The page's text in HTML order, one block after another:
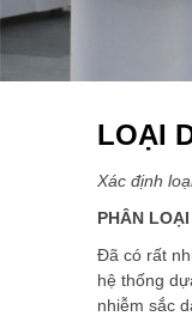
LOẠI
Xác định
PHÂN
Đã có rất
hệ thống
nhiễm sắc